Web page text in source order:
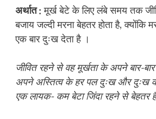
अर्थात : मूर्ख बेटे के लिए लंबे समय तक
बजाय जल्दी मरना बेहतर होता है,
एक बार दुःख देता है ।
जीवित रहने से वह मूर्खता के अपने बार-बार
अपने अस्तित्व के हर पल दुःख और दुःख
एक लायक- कम बेटा जिंदा रहने से बेहतर